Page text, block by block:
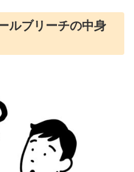
ルブリーチの中身